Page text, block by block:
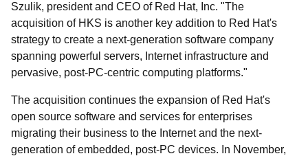
Szulik, president and CEO of Red Hat, Inc. "The
acquisition of HKS is another key addition to Red Hat's
strategy to create a next-generation software company
spanning powerful servers, Internet infrastructure and
pervasive, post-PC-centric computing platforms."
The acquisition continues the expansion of Red Hat's
open source software and services for enterprises
migrating their business to the Internet and the next-
generation of embedded, post-PC devices. In November,